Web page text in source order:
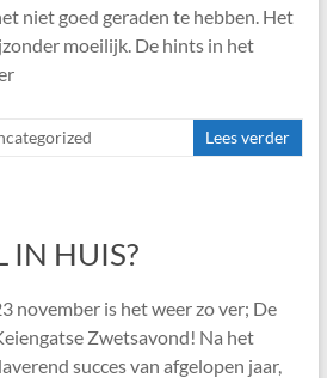
niet goed geraden te hebben. Het
moeilijk. De hints in het
Lees verder
IN HUIS?
november is het weer zo ver; De
Zwetsavond! Na het
succes van afgelopen jaar,